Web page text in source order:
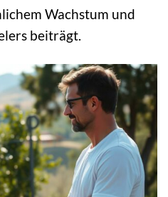
Wachstum und
beiträgt.